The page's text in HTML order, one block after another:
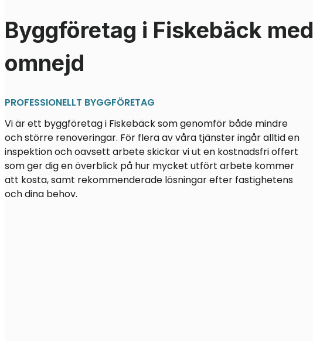
Byggföretag i Fiskebäck med
omnejd
PROFESSIONELLT BYGGFÖRETAG
Vi är ett byggföretag i Fiskebäck som genomför både mindre
och större renoveringar. För flera av våra tjänster ingår alltid en
inspektion och oavsett arbete skickar vi ut en kostnadsfri offert
som ger dig en överblick på hur mycket utfört arbete kommer
att kosta, samt rekommenderade lösningar efter fastighetens
och dina behov.